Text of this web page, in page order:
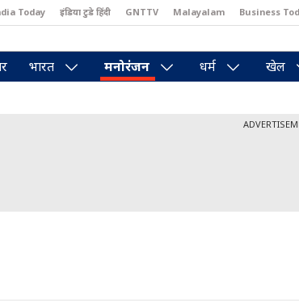
Today इंडिया टुडे हिंदी GNTTV Malayalam Business
भारत मनोरंजन धर्म खेल